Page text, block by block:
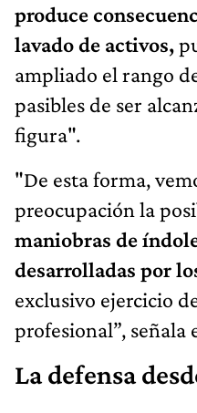
produce
lavado de activos,
ampliado el rango
pasibles de ser
figura".
"De esta forma,
preocupación la
maniobras de
desarrolladas por
exclusivo ejercicio
profesional”, señala
La defensa